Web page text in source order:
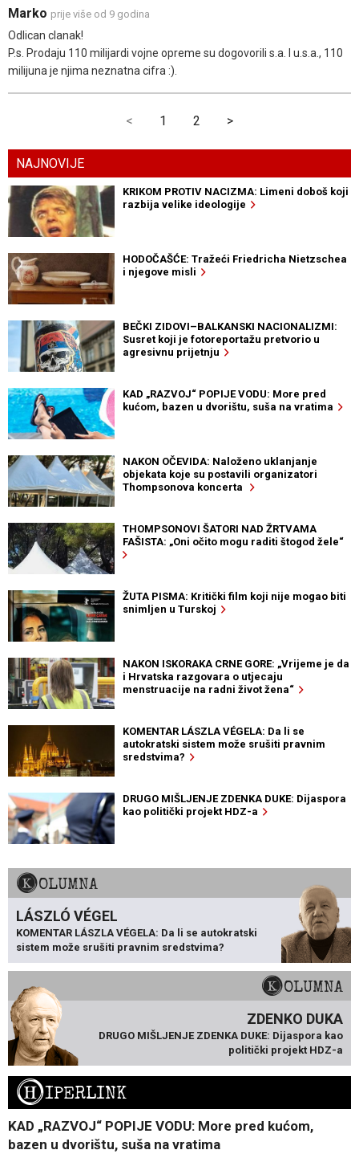
Marko prije više od 9 godina
Odlican clanak!
P.s. Prodaju 110 milijardi vojne opreme su dogovorili s.a. I u.s.a., 110
milijuna je njima neznatna cifra :).
< 1 2 >
NAJNOVIJE
KRIKOM PROTIV NACIZMA: Limeni doboš koji
razbija velike ideologije
HODOČAŠĆE: Tražeći Friedricha Nietzschea
i njegove misli
BEČKI ZIDOVI–BALKANSKI NACIONALIZMI:
Susret koji je fotoreportažu pretvorio u
agresivnu prijetnju
KAD „RAZVOJ“ POPIJE VODU: More pred
kućom, bazen u dvorištu, suša na vratima
NAKON OČEVIDA: Naloženo uklanjanje
objekata koje su postavili organizatori
Thompsonova koncerta
THOMPSONOVI ŠATORI NAD ŽRTVAMA
FAŠISTA: „Oni očito mogu raditi štogod žele“
ŽUTA PISMA: Kritički film koji nije mogao biti
snimljen u Turskoj
NAKON ISKORAKA CRNE GORE: „Vrijeme je da
i Hrvatska razgovara o utjecaju
menstruacije na radni život žena“
KOMENTAR LÁSZLA VÉGELA: Da li se
autokratski sistem može srušiti pravnim
sredstvima?
DRUGO MIŠLJENJE ZDENKA DUKE: Dijaspora
kao politički projekt HDZ-a
KOLUMNA
LÁSZLÓ VÉGEL
KOMENTAR LÁSZLA VÉGELA: Da li se autokratski
sistem može srušiti pravnim sredstvima?
KOLUMNA
ZDENKO DUKA
DRUGO MIŠLJENJE ZDENKA DUKE: Dijaspora kao
politički projekt HDZ-a
HIPERLINK
KAD „RAZVOJ“ POPIJE VODU: More pred kućom,
bazen u dvorištu, suša na vratima